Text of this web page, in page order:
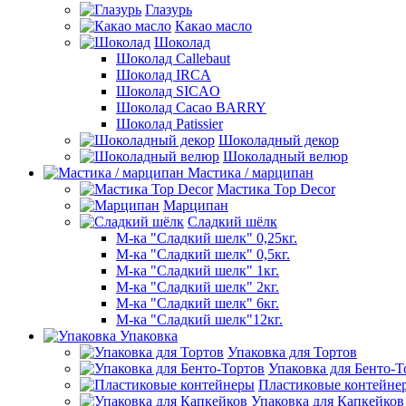
Глазурь
Какао масло
Шоколад
Шоколад Callebaut
Шоколад IRCA
Шоколад SICAO
Шоколад Cacao BARRY
Шоколад Patissier
Шоколадный декор
Шоколадный велюр
Мастика / марципан
Мастика Top Decor
Марципан
Сладкий шёлк
М-ка "Сладкий шелк" 0,25кг.
М-ка "Сладкий шелк" 0,5кг.
М-ка "Сладкий шелк" 1кг.
М-ка "Сладкий шелк" 2кг.
М-ка "Сладкий шелк" 6кг.
М-ка "Сладкий шелк"12кг.
Упаковка
Упаковка для Тортов
Упаковка для Бенто-
Пластиковые
Упаковка для Капкейков